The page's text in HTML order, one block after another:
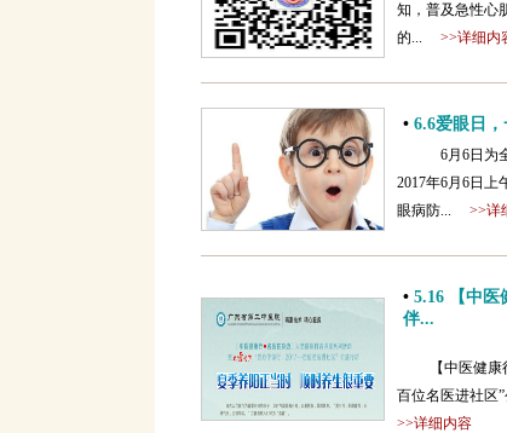
知，普及急性心
的... >>详细内
• 6.6爱眼日
6月6日为
2017年6月6日
眼病防... >>详
• 5.16 【中医
伴...
【中医健
百位名医进社区
>>详细内容